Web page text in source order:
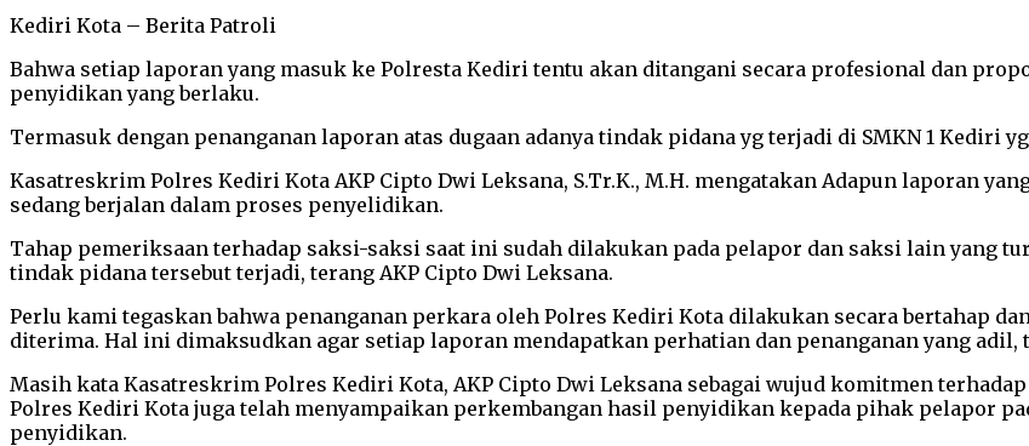
Kediri Kota – Berita Patroli
Bahwa setiap laporan yang masuk ke Polresta Kediri tentu akan ditangani secara profesional dan
penyidikan yang berlaku.
Termasuk dengan penanganan laporan atas dugaan adanya tindak pidana yg terjadi di SMKN 1 Kediri
Kasatreskrim Polres Kediri Kota AKP Cipto Dwi Leksana, S.Tr.K., M.H. mengatakan Adapun laporan
sedang berjalan dalam proses penyelidikan.
Tahap pemeriksaan terhadap saksi-saksi saat ini sudah dilakukan pada pelapor dan saksi lain yang
tindak pidana tersebut terjadi, terang AKP Cipto Dwi Leksana.
Perlu kami tegaskan bahwa penanganan perkara oleh Polres Kediri Kota dilakukan secara bertahap
diterima. Hal ini dimaksudkan agar setiap laporan mendapatkan perhatian dan penanganan yang
Masih kata Kasatreskrim Polres Kediri Kota, AKP Cipto Dwi Leksana sebagai wujud komitmen
Polres Kediri Kota juga telah menyampaikan perkembangan hasil penyidikan kepada pihak pelapor
penyidikan.